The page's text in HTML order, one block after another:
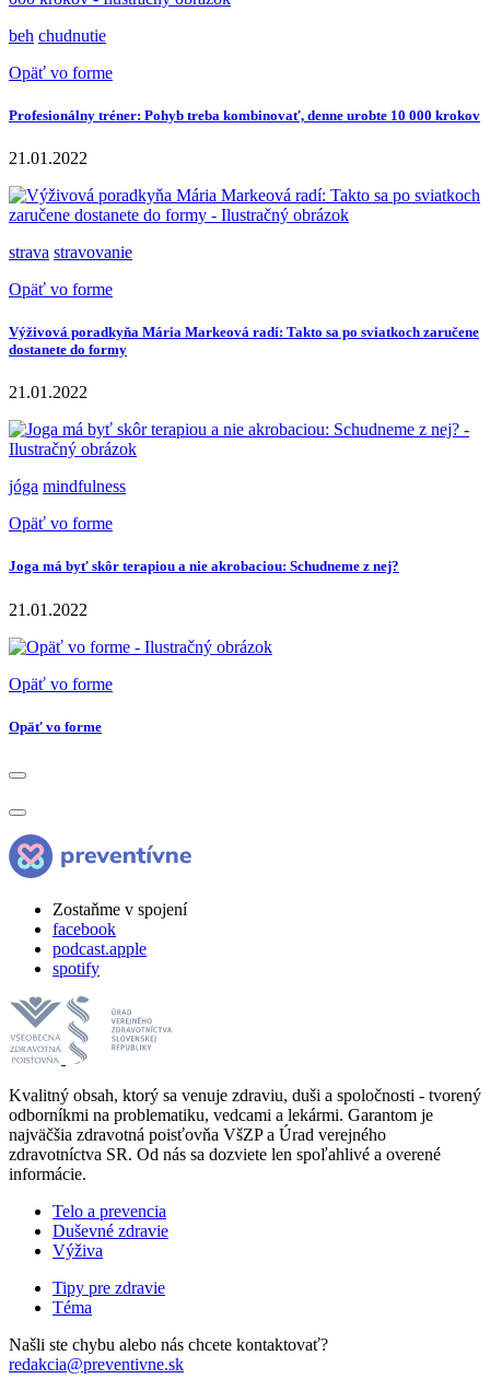
beh chudnutie
Opäť vo forme
Profesionálny tréner: Pohyb treba kombinovať, denne urobte 10 000 krokov
21.01.2022
strava stravovanie
Opäť vo forme
Výživová poradkyňa Mária Markeová radí: Takto sa po sviatkoch zaručene
dostanete do formy
21.01.2022
jóga mindfulness
Opäť vo forme
Joga má byť skôr terapiou a nie akrobaciou: Schudneme z nej?
21.01.2022
Opäť vo forme
Opäť vo forme
Zostaňme v spojení
facebook
podcast.apple
spotify
Kvalitný obsah, ktorý sa venuje zdraviu, duši a spoločnosti - tvorený
odborníkmi na problematiku, vedcami a lekármi. Garantom je
najväčšia zdravotná poisťovňa VšZP a Úrad verejného
zdravotníctva SR. Od nás sa dozviete len spoľahlivé a overené
informácie.
Telo a prevencia
Duševné zdravie
Výživa
Tipy pre zdravie
Téma
Našli ste chybu alebo nás chcete kontaktovať?
redakcia@preventivne.sk